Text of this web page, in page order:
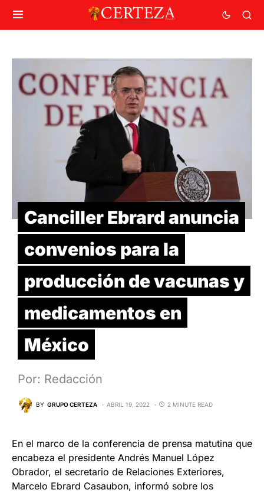
Canciller Ebrard anuncia
convenios para la
producción de vacunas y
medicamentos en
México
Por: Redacción
BY GRUPO CERTEZA ABRIL 19, 2022 2 MINUTE READ
En el marco de la conferencia de prensa matutina que
encabeza el presidente Andrés Manuel López
Obrador, el secretario de Relaciones Exteriores,
Marcelo Ebrard Casaubon, informó sobre los